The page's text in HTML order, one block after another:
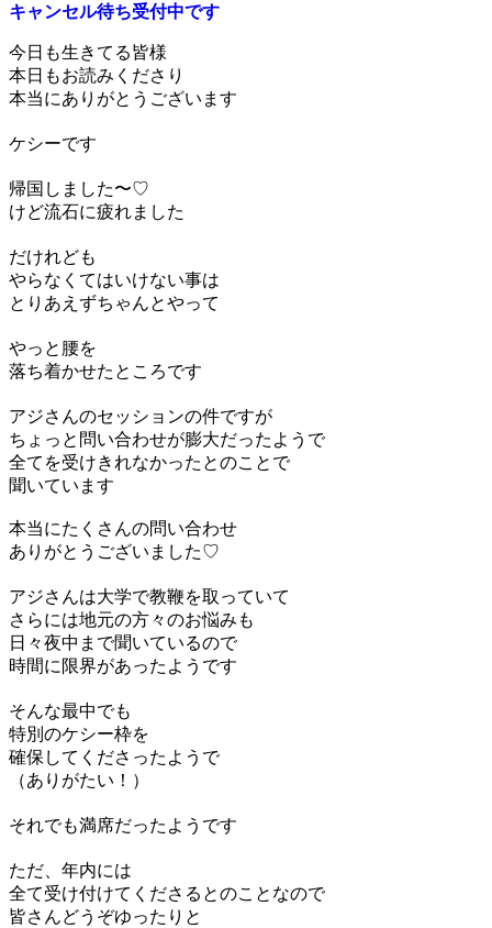
キャンセル待ち受付中です
今日も生きてる皆様
本日もお読みくださり
本当にありがとうございます
ケシーです
帰国しました〜♡
けど流石に疲れました
だけれども
やらなくてはいけない事は
とりあえずちゃんとやって
やっと腰を
落ち着かせたところです
アジさんのセッションの件ですが
ちょっと問い合わせが膨大だったようで
全てを受けきれなかったとのことで
聞いています
本当にたくさんの問い合わせ
ありがとうございました♡
アジさんは大学で教鞭を取っていて
さらには地元の方々のお悩みも
日々夜中まで聞いているので
時間に限界があったようです
そんな最中でも
特別のケシー枠を
確保してくださったようで
（ありがたい！）
それでも満席だったようです
ただ、年内には
全て受け付けてくださるとのことなので
皆さんどうぞゆったりと